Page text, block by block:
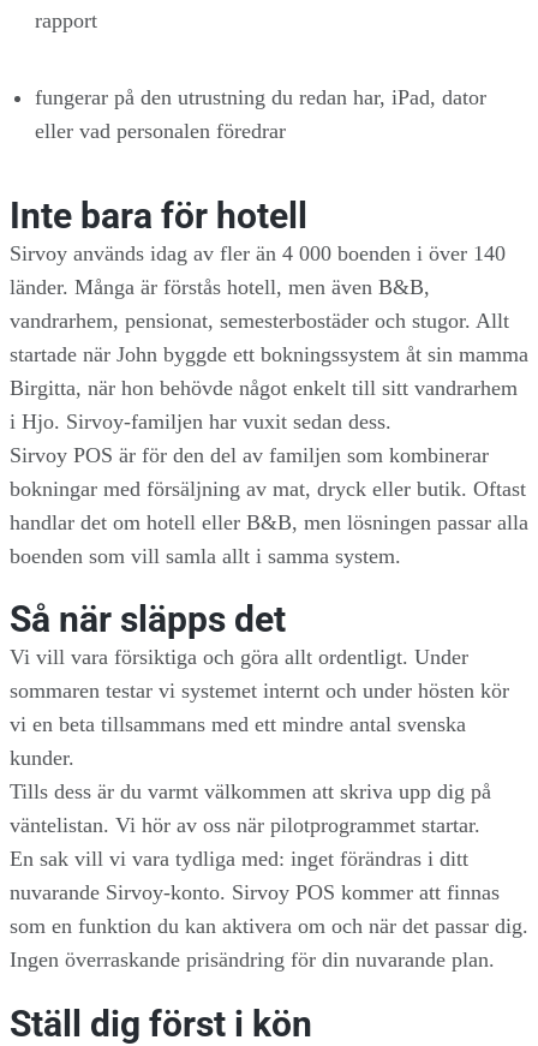
rapport
fungerar på den utrustning du redan har, iPad, dator
eller vad personalen föredrar
Inte bara för hotell
Sirvoy används idag av fler än 4 000 boenden i över 140
länder. Många är förstås hotell, men även B&B,
vandrarhem, pensionat, semesterbostäder och stugor. Allt
startade när John byggde ett bokningssystem åt sin mamma
Birgitta, när hon behövde något enkelt till sitt vandrarhem
i Hjo. Sirvoy-familjen har vuxit sedan dess.
Sirvoy POS är för den del av familjen som kombinerar
bokningar med försäljning av mat, dryck eller butik. Oftast
handlar det om hotell eller B&B, men lösningen passar alla
boenden som vill samla allt i samma system.
Så när släpps det
Vi vill vara försiktiga och göra allt ordentligt. Under
sommaren testar vi systemet internt och under hösten kör
vi en beta tillsammans med ett mindre antal svenska
kunder.
Tills dess är du varmt välkommen att skriva upp dig på
väntelistan. Vi hör av oss när pilotprogrammet startar.
En sak vill vi vara tydliga med: inget förändras i ditt
nuvarande Sirvoy-konto. Sirvoy POS kommer att finnas
som en funktion du kan aktivera om och när det passar dig.
Ingen överraskande prisändring för din nuvarande plan.
Ställ dig först i kön